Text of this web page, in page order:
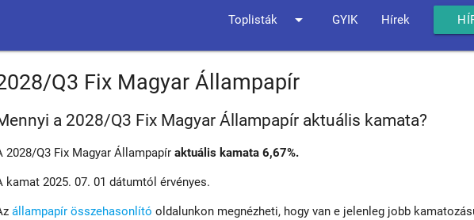
Toplisták arrow_drop_down GYIK Hírek
Q3 Fix Magyar Állampapír
a 2028/Q3 Fix Magyar Állampapír aktuális kamata?
2028/Q3 Fix Magyar Állampapíraktuális kamata 6,67%.
kamat 2025. 07. 01 dátumtól érvényes.
állampapír összehasonlító oldalunkon megnézheti, hogy van e jelenleg jobb